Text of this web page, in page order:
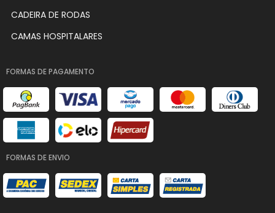
CADEIRA DE RODAS
CAMAS HOSPITALARES
FORMAS DE PAGAMENTO
FORMAS DE ENVIO